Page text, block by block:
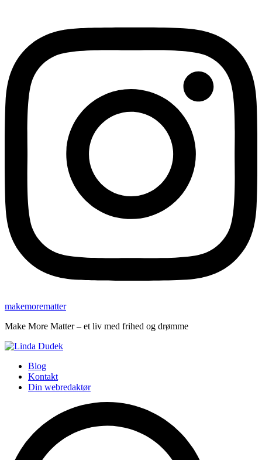
makemorematter
Make More Matter – et liv med frihed og drømme
Blog
Kontakt
Din webredaktør